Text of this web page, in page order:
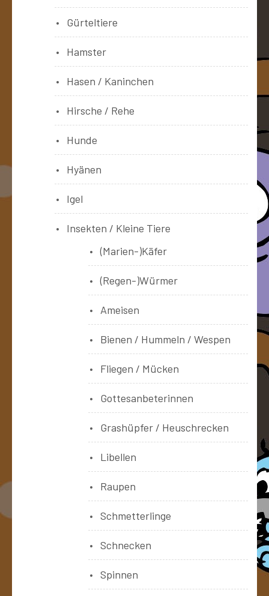
Gürteltiere
Hamster
Hasen / Kaninchen
Hirsche / Rehe
Hunde
Hyänen
Igel
Insekten / Kleine Tiere
(Marien-)Käfer
(Regen-)Würmer
Ameisen
Bienen / Hummeln / Wespen
Fliegen / Mücken
Gottesanbeterinnen
Grashüpfer / Heuschrecken
Libellen
Raupen
Schmetterlinge
Schnecken
Spinnen